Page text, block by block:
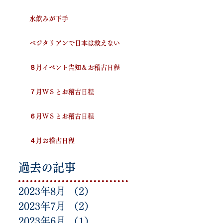
水飲みが下手
ベジタリアンで日本は救えない
８月イベント告知＆お稽古日程
７月ＷＳとお稽古日程
６月ＷＳとお稽古日程
４月お稽古日程
過去の記事
2023年8月 （2）
2023年7月
（2）
2023年6月
（1）